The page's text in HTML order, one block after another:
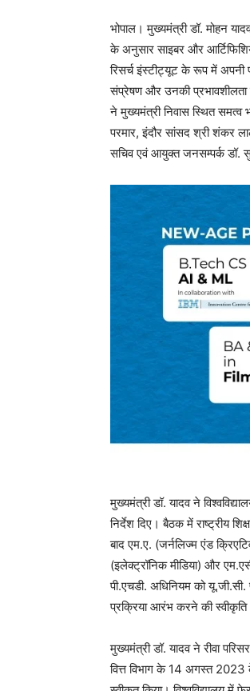
भोपाल। मुख्यमंत्री डॉ. मोहन
के अनुसार साइबर और
रिसर्च इंस्टीट्यूट के रूप में अपनी
संप्रेषण और उनकी प्रभावशीलता
ने मुख्यमंत्री निवास स्थित समत्व
परमार, इंदौर सांसद श्री शंकर
सचिव एवं आयुक्त जनसम्पर्क डॉ.
मुख्यमंत्री डॉ. यादव ने
निर्देश दिए। बैठक में राष्ट्रीय
बाद एम.ए. (जर्नलिज्म एंड
(इलेक्ट्रॉनिक मीडिया) और
पी.एचडी. अधिनियम को
प्रक्रिया आरंभ करने की स्वीकृति
मुख्यमंत्री डॉ. यादव ने रीवा
वित्त विभाग के 14 अगस्त